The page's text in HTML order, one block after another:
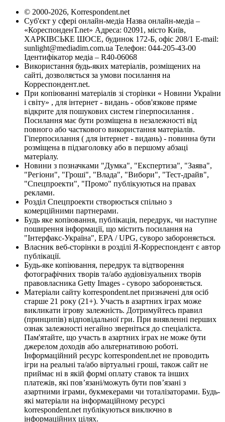
© 2000-2026, Korrespondent.net
Суб'єкт у сфері онлайн-медіа Назва онлайн-медіа –
«КореспонденТ.net» Адреса: 02091, місто Київ,
ХАРКІВСЬКЕ ШОСЕ, будинок 172-Б, офіс 208/1 E-mail:
sunlight@mediadim.com.ua Телефон: 044-205-43-00
Ідентифікатор медіа – R40-06068
Використання будь-яких матеріалів, розміщених на
сайті, дозволяється за умови посилання на
Корреспондент.net.
При копіюванні матеріалів зі сторінки « Новини України
і світу» , для інтернет - видань - обов'язкове пряме
відкрите для пошукових систем гіперпосилання .
Посилання має бути розміщена в незалежності від
повного або часткового використання матеріалів.
Гіперпосилання ( для інтернет - видань) - повинна бути
розміщена в підзаголовку або в першому абзаці
матеріалу.
Новини з позначками "Думка", "Експертиза", "Заява",
"Регіони", "Гроші", "Влада", "Вибори", "Тест-драйв",
"Спецпроекти", "Промо" публікуються на правах
реклами.
Розділ Спецпроекти створюється спільно з
комерційними партнерами.
Будь яке копіювання, публікація, передрук, чи наступне
поширення інформації, що містить посилання на
"Інтерфакс-Україна", EPA / UPG, суворо забороняється.
Власник веб-сторінки в розділі Я-Корреспондент є автор
публікації.
Будь-яке копіювання, передрук та відтворення
фотографічних творів та/або аудіовізуальних творів
правовласника Getty Images - суворо забороняється.
Матеріали сайту korrespondent.net призначені для осіб
старше 21 року (21+). Участь в азартних іграх може
викликати ігрову залежність. Дотримуйтесь правил
(принципів) відповідальної гри. При виявленні перших
ознак залежності негайно зверніться до спеціаліста.
Пам'ятайте, що участь в азартних іграх не може бути
джерелом доходів або альтернативою роботі.
Інформаційний ресурс korrespondent.net не проводить
ігри на реальні та/або віртуальні гроші, також сайт не
приймає ні в якій формі оплату ставок та інших
платежів, які пов’язані/можуть бути пов’язані з
азартними іграми, букмекерами чи тоталізаторами. Будь-
які матеріали на інформаційному ресурсі
korrespondent.net публікуються виключно в
інформаційних цілях.